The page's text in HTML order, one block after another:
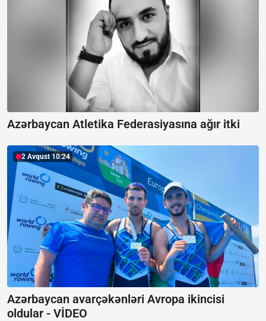
Azərbaycan Atletika Federasiyasına ağır itki
2 Avqust 10:24
Azərbaycan avarçəkənləri Avropa ikincisi
oldular - VİDEO